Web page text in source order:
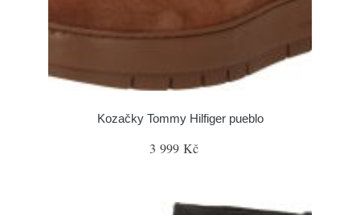
Kozačky Tommy Hilfiger pueblo
3 999 Kč